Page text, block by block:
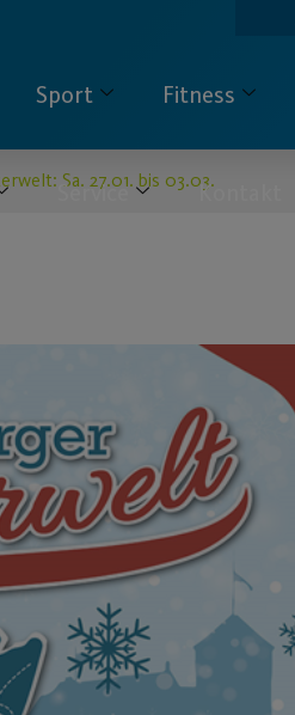
Sport Fitness
Service Kontakt
Sa. 27.01. bis 03.03.